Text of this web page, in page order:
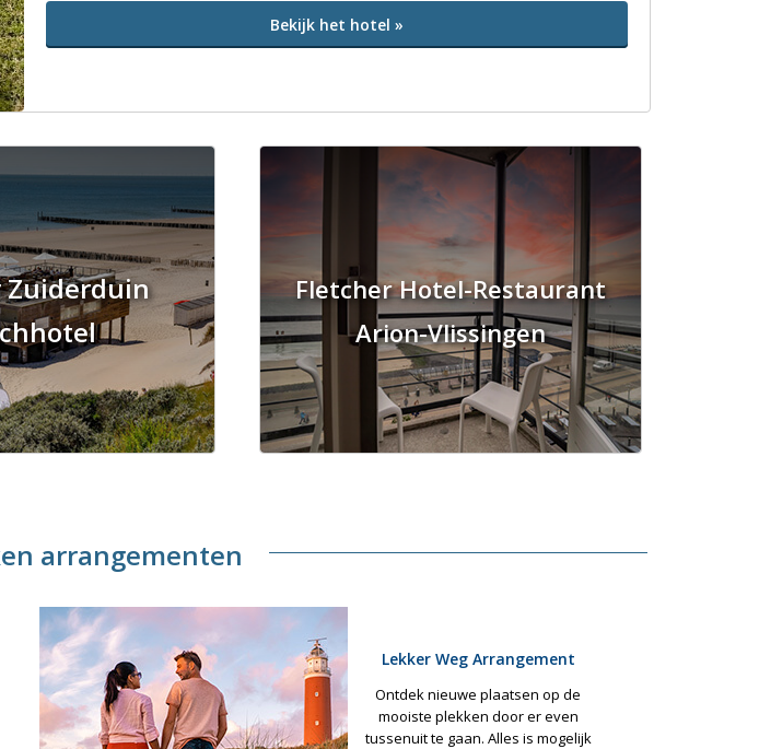
Bekijk het hotel »
Zuiderduin
Fletcher Hotel-Restaurant
Arion-Vlissingen
arrangementen
Lekker Weg Arrangement
Ontdek nieuwe plaatsen op de
mooiste plekken door er even
tussenuit te gaan. Alles is mogelijk